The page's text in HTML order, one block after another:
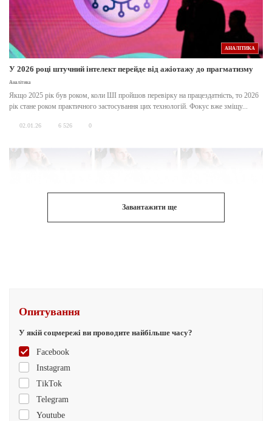
АНАЛІТИКА
У 2026 році штучний інтелект перейде від ажіотажу до прагматизму
Аналітика
Якщо 2025 рік був роком, коли ШІ пройшов перевірку на працездатність, то 2026
рік стане роком практичного застосування цих технологій. Фокус вже зміщу...
02.01.26 6 526 0
Завантажити ще
Опитування
У якій соцмережі ви проводите найбільше часу?
Facebook
Instagram
TikTok
Telegram
Youtube